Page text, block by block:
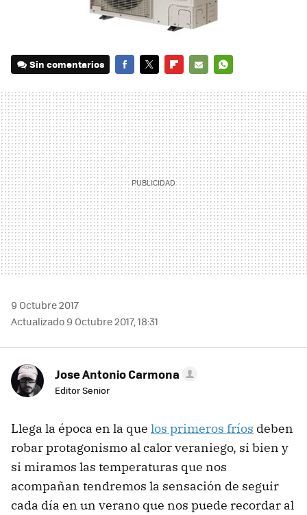
Sin comentarios
MAIL
9 Octubre 2017
Actualizado 9 Octubre 2017, 18:31
Jose Antonio Carmona
Editor Senior
Llega la época en la que los primeros fríos deben
robar protagonismo al calor veraniego, si bien y
si miramos las temperaturas que nos
acompañan tendremos la sensación de seguir
cada día en un verano que nos puede recordar al